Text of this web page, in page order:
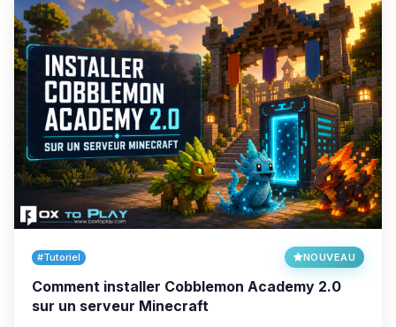
#Tutoriel NOUVEAU
Comment installer Cobblemon Academy 2.0
sur un serveur Minecraft